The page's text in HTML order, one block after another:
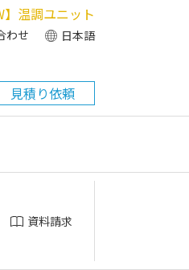
】温調ユニット
わせ 日本語
見積り依頼
資料請求